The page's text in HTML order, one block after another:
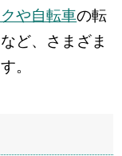
や自転車の転
ど、さまざま
。